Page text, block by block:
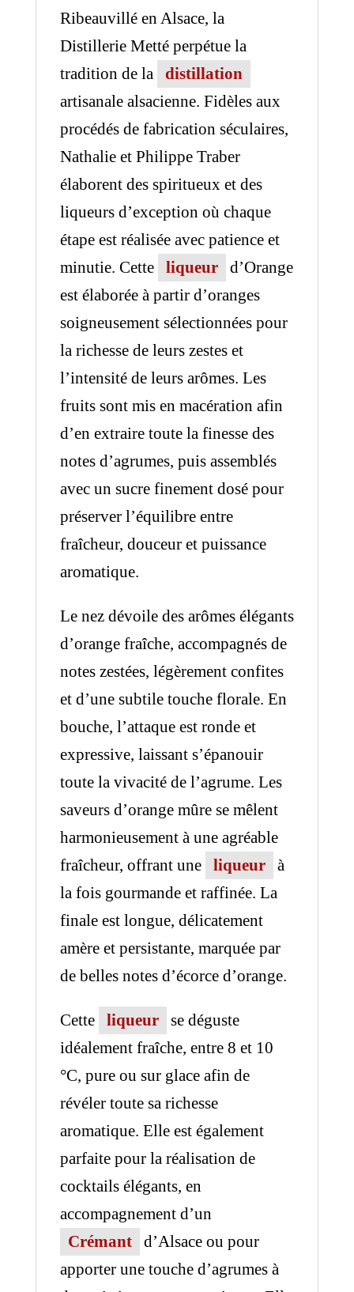
Ribeauvillé en Alsace, la
Distillerie Metté perpétue la
tradition de la
distillation
artisanale alsacienne. Fidèles aux
procédés de fabrication séculaires,
Nathalie et Philippe Traber
élaborent des spiritueux et des
liqueurs d’exception où chaque
étape est réalisée avec patience et
minutie. Cette
liqueur
d’Orange
est élaborée à partir d’oranges
soigneusement sélectionnées pour
la richesse de leurs zestes et
l’intensité de leurs arômes. Les
fruits sont mis en macération afin
d’en extraire toute la finesse des
notes d’agrumes, puis assemblés
avec un sucre finement dosé pour
préserver l’équilibre entre
fraîcheur, douceur et puissance
aromatique.
Le nez dévoile des arômes élégants
d’orange fraîche, accompagnés de
notes zestées, légèrement confites
et d’une subtile touche florale. En
bouche, l’attaque est ronde et
expressive, laissant s’épanouir
toute la vivacité de l’agrume. Les
saveurs d’orange mûre se mêlent
harmonieusement à une agréable
fraîcheur, offrant une
liqueur
à
la fois gourmande et raffinée. La
finale est longue, délicatement
amère et persistante, marquée par
de belles notes d’écorce d’orange.
Cette liqueur
se déguste
idéalement fraîche, entre 8 et 10
°C, pure ou sur glace afin de
révéler toute sa richesse
aromatique. Elle est également
parfaite pour la réalisation de
cocktails élégants, en
accompagnement d’un
Crémant
d’Alsace ou pour
apporter une touche d’agrumes à